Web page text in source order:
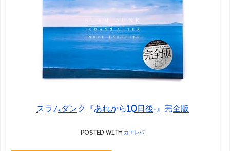
スラムダンク『あれから10日後-』完全版
posted with カエレバ